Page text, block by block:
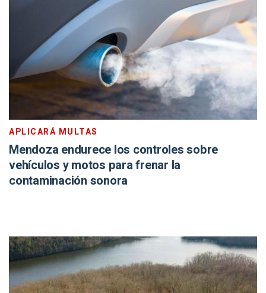
APLICARÁ MULTAS
Mendoza endurece los controles sobre
vehículos y motos para frenar la
contaminación sonora